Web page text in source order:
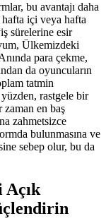
bu avantajı daha
hafta içi veya hafta
sürelerine esir
Ülkemizdeki
para çekme,
da oyuncuların
tatmin
rastgele bir
en baş
zahmetsizce
bulunmasına ve
sebep olur, bu da